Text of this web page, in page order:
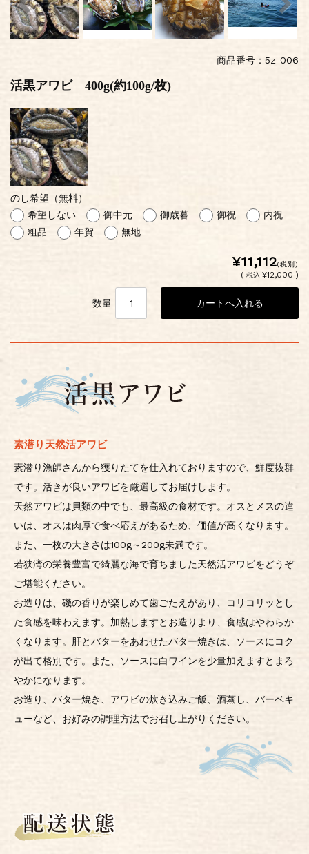
商品番号：5z-006
活黒アワビ 400g(約100g/枚)
のし希望（無料）
希望しない
御中元 御歳暮 御祝
内祝
粗品
年賀 無地
¥11,112(税別)
(税込 ¥12,000 )
数量
素潜り天然活アワビ
素潜り漁師さんから獲りたてを仕入れておりますので、鮮度抜群
です。活きが良いアワビを厳選してお届けします。
天然アワビは貝類の中でも、最高級の食材です。オスとメスの違
いは、オスは肉厚で食べ応えがあるため、価値が高くなります。
また、一枚の大きさは100g～200g未満です。
若狭湾の栄養豊富で綺麗な海で育ちました天然活アワビをどうぞ
ご堪能ください。
お造りは、磯の香りが楽しめて歯ごたえがあり、コリコリッとし
た食感を味わえます。加熱しますとお造りより、食感はやわらか
くなります。肝とバターをあわせたバター焼きは、ソースにコク
が出て格別です。また、ソースに白ワインを少量加えますとまろ
やかになります。
お造り、バター焼き、アワビの炊き込みご飯、酒蒸し、バーベキ
ューなど、お好みの調理方法でお召し上がりください。